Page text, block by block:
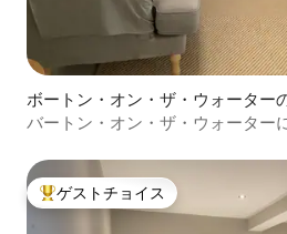
ボートン・オン・ザ・ウォーター
ニアム
バートン・オン・ザ・ウォーター
大好評のゲストチョイスです。
ゲストチョイス